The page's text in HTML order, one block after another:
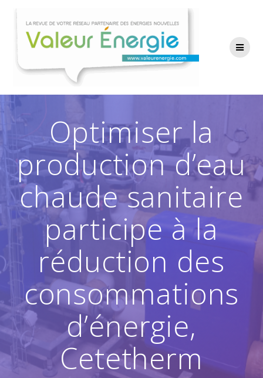
contenu
Optimiser la
production d’eau
chaude sanitaire
participe à la
réduction des
consommations
d’énergie,
Cetetherm